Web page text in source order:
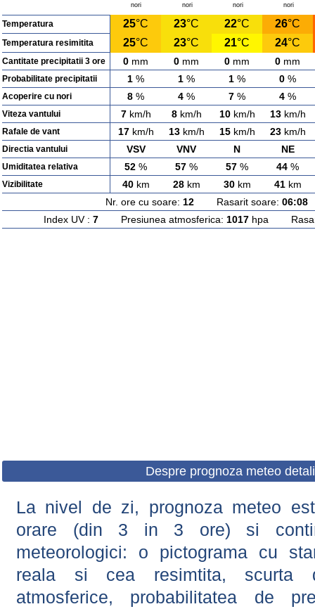
nori
nori
nori
nori
Temperatura 25°C 23°C 22°C 26°C
Temperatura resimitita 25°C 23°C 21°C 24°C
Cantitate precipitatii 3 ore 0 mm 0 mm 0 mm 0 mm
Probabilitate precipitatii 1 % 1 % 1 % 0 %
Acoperire cu nori 8 % 4 % 7 % 4 %
Viteza vantului 7km/h 8km/h 10km/h 13km/h
Rafale de vant 17km/h 13km/h 15km/h 23km/h
Directia vantului VSV VNV N NE
Umiditatea relativa 52 % 57 % 57 % 44 %
Vizibilitate 40km 28km 30km 41km
Nr. ore cu soare: 12Rasarit soare: 06:08
Index UV : 7Presiunea atmosferica: 1017hpa
Despre prognoza meteo
La nivel de zi, prognoza meteo
orare (din 3 in 3 ore) si
meteorologici: o pictograma cu
reala si cea resimtita, scurta
atmosferice, probabilitatea de